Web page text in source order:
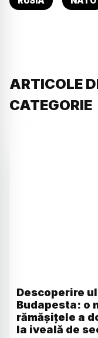
ARTICOLE
CATEGORIE
Descoperire
Budapesta: o
rămășițele a
la iveală de